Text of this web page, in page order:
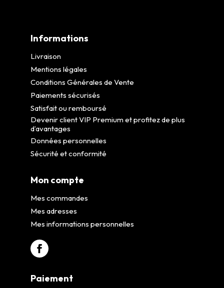
Informations
Livraison
Mentions légales
Conditions Générales de Vente
Paiements sécurisés
Satisfait ou remboursé
Devenir client VIP Premium et profitez de plus
d’avantages
Données personnelles
Sécurité et conformité
Mon compte
Mes commandes
Mes adresses
Mes informations personnelles
Paiement